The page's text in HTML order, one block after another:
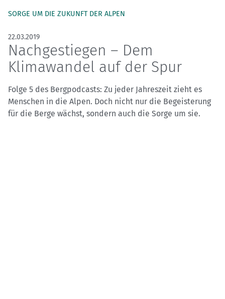
SORGE UM DIE ZUKUNFT DER ALPEN
22.03.2019
Nachgestiegen – Dem
Klimawandel auf der Spur
Folge 5 des Bergpodcasts: Zu jeder Jahreszeit zieht es
Menschen in die Alpen. Doch nicht nur die Begeisterung
für die Berge wächst, sondern auch die Sorge um sie.